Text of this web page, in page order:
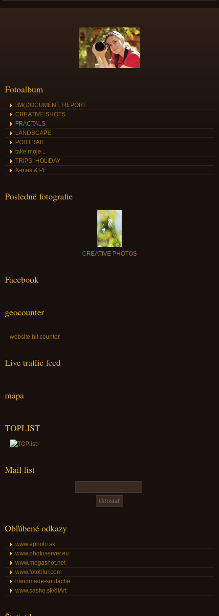
Fotoalbum
BW,DOCUMENT, REPORT
CREATIVE SHOTS
FRACTALS
LANDSCAPE
PORTRAIT
take moje...
TRIPS, HOLIDAY
X-mas & PF
Posledné fotografie
CREATIVE PHOTOS
Facebook
geocounter
website hit counter
Live traffic feed
mapa
TOPLIST
Mail list
Obľúbené odkazy
www.ephoto.sk
www.photoserver.eu
www.megashot.net
www.fotoblur.com
handmade-soutache
www.sashe.sk/diArt